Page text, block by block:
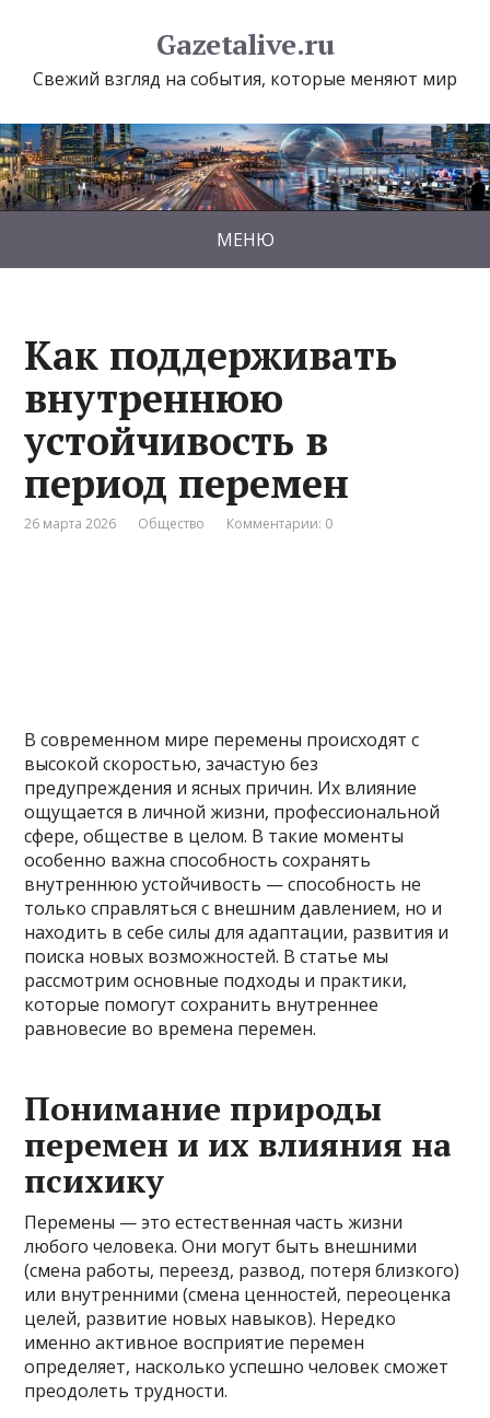
Gazetalive.ru
Свежий взгляд на события, которые меняют мир
МЕНЮ
Как поддерживать
внутреннюю
устойчивость в
период перемен
26 марта 2026 Общество Комментарии: 0
В современном мире перемены происходят с
высокой скоростью, зачастую без
предупреждения и ясных причин. Их влияние
ощущается в личной жизни, профессиональной
сфере, обществе в целом. В такие моменты
особенно важна способность сохранять
внутреннюю устойчивость — способность не
только справляться с внешним давлением, но и
находить в себе силы для адаптации, развития и
поиска новых возможностей. В статье мы
рассмотрим основные подходы и практики,
которые помогут сохранить внутреннее
равновесие во времена перемен.
Понимание природы
перемен и их влияния на
психику
Перемены — это естественная часть жизни
любого человека. Они могут быть внешними
(смена работы, переезд, развод, потеря близкого)
или внутренними (смена ценностей, переоценка
целей, развитие новых навыков). Нередко
именно активное восприятие перемен
определяет, насколько успешно человек сможет
преодолеть трудности.